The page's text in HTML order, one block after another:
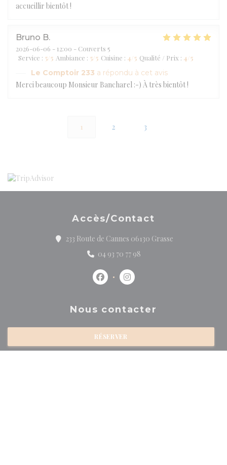
accueillir bientôt !
Bruno B
2026-06-06 - 12:00 - Couverts 5
Service : 5/5 Ambiance : 5/5 Cuisine : 4/5 Qualité / Prix : 4/5
Le Comptoir 233 a répondu à cet avis
Merci beaucoup Monsieur Bancharel :-) À très bientôt !
1 2 3
Accès/Contact
233 Route de Cannes 06130 Grasse((ouvre une
04 93 70 77 98
Facebook ((ouvre une nouvelle
Instagram ((ouvre une
Nous contacter
RÉSERVER